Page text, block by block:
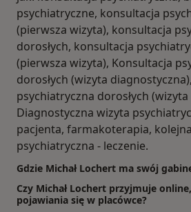
psychiatryczne, konsultacja
(pierwsza wizyta), konsultacja
dorosłych, konsultacja
(pierwsza wizyta), Konsultacja
dorosłych (wizyta
psychiatryczna dorosłych
Diagnostyczna wizyta
pacjenta, farmakoterapia,
psychiatryczna - leczenie.
Gdzie Michał Lochert ma swój
Czy Michał Lochert przyjmuje
pojawiania się w placówce?